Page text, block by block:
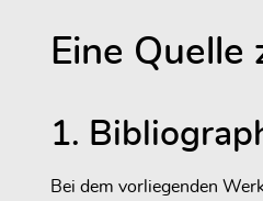
Eine
1.
Bei dem vorliegenden